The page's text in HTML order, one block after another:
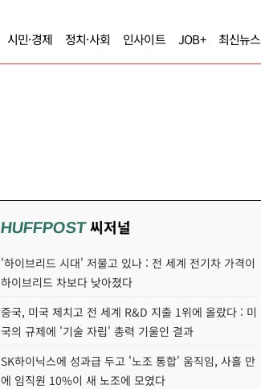
시민·경제 정치·사회 인사이트 JOB+ 최신뉴스
HUFFPOST씨저널
'하이브리드 시대' 저물고 있나 : 전 세계 전기차 가격이
하이브리드 차보다 낮아졌다
중국, 미국 제치고 전 세계 R&D 지출 1위에 올랐다 : 미
국의 규제에 '기술 자립' 총력 기울인 결과
SK하이닉스에 성과급 두고 '노조 통합' 움직임, 사흘 만
에 임직원 10%이 새 노조에 모였다